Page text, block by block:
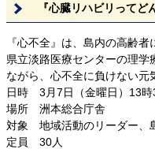
『心臓リハビリって
『心不全』は、島内の高齢者
県立淡路医療センターの理学
ながら、心不全に負けない元
日時 3月7日（金曜日）13時
場所 洲本総合庁舎
対象 地域活動のリーダー、
定員 30人